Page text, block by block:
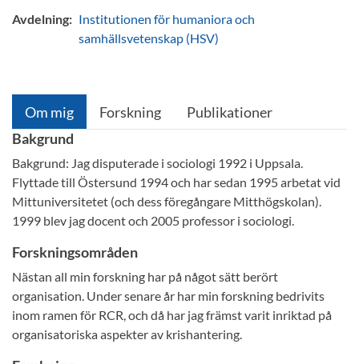
Avdelning: Institutionen för humaniora och
samhällsvetenskap (HSV)
Om mig Forskning
Publikationer
Bakgrund
Bakgrund: Jag disputerade i sociologi 1992 i Uppsala.
Flyttade till Östersund 1994 och har sedan 1995 arbetat vid
Mittuniversitetet (och dess föregångare Mitthögskolan).
1999 blev jag docent och 2005 professor i sociologi.
Forskningsområden
Nästan all min forskning har på något sätt berört
organisation. Under senare år har min forskning bedrivits
inom ramen för RCR, och då har jag främst varit inriktad på
organisatoriska aspekter av krishantering.